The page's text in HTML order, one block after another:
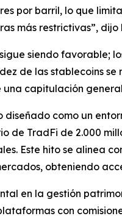
por barril, lo que
más restrictivas”, dijo
siendo favorable;
de las stablecoins
una capitulación
diseñado como un
de TradFi de 2.000
Este hito se alinea
obteniendo
en la gestión
con